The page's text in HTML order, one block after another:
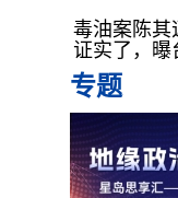
毒油案陈其
证实了，曝
专题